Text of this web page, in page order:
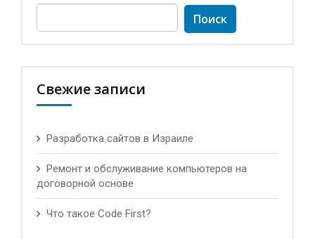
Найти:
Свежие записи
Разработка сайтов в Израиле
Ремонт и обслуживание компьютеров на
договорной основе
Что такое Code First?